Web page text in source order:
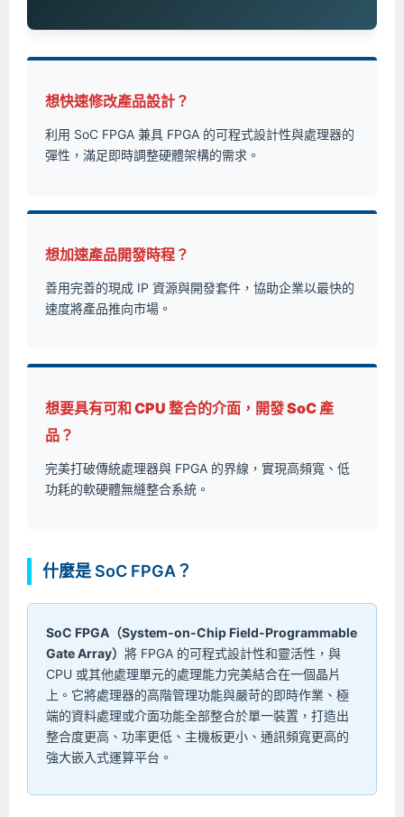
嵌入式即時作業系統FreeRTOS 設計實作
[學程]感測電路Plus+MCU韌體設計實戰
AI邊緣運算實作TensorFlow Lite for MCU
AIoT智能聯網運算實戰
AI深度學習之問答系統實作
AI強化學習 - 自動控制應用
資訊安全實務
物聯網Web整合應用實作
[學程]物聯網全端與深度學習整合
嵌入式物聯網開發實戰
[學程]物聯網全端與深度學習整合
iPAS AIoT應用工程師(物聯網類)
ROS機器手臂控制&演算法實戰
智能機器人系統整合開發
影像課程總覽
電腦視覺與影像處理
AI深度學習與影像辨識實戰
嵌入式Linux開發與AI影像辨識
ARM系列課程
ARM mbed 物聯網平台應用實作
ARM Boot Loader設計
ARM Cortex-M0 應用整合設計
程式語言系列課程
C語言程式設計
資料結構精修班
Python程式實戰養成學程
Python程式設計
Python程式設計(舊)
APCS寒暑假程式檢定班
Android系列課程
Android嵌入式平台開發訓練班
Android Framework
Android ADK周邊裝置開發班
iOS程式開發系列課程
iPhone程式設計進階班
Android嵌入式平台開發訓練班
TI MSP430微控制器開發
產品應用系列課程
生醫感測器整合設計班
NFC無線通訊設計實作班
物聯網Web整合應用實作班
轉職就業班
AIoT人工智慧與物聯網實戰人才就業班
AI智能醫療電子產品開發人才就業班
物聯網平台開發人才養成班
實體課程總覽
AI雲端原生與MLOps自動化實務
AI邊緣運算實作-TFL for MCU
自然語言處理與大型語言模型
資料分析與視覺化
Edge AI與Pi Pico實作應用
電腦視覺演算法-人臉識別實戰
OpenVINO邊緣運算實務
iPAS巨量資料分析師考照班
5G - SDN與Mininet實作
iPAS巨量資料分析師
iPAS機器學習工程師
APCS檢定 Python課程
APCS檢定 C++課程
APCS檢定 C語言課程
APCS檢定培訓課程
【遠距同步】青少年AI冬/夏令營
青少年AI人工智慧實作班
C語言程式設計
資料結構
Python程式設計
JavaScript程式設計
Python進階程式設計：從資料結構到演算法
Python程式實戰養成學程
Raspberry Pi系列
Linux & C語言硬體控制
Python硬體控制-Pi Pico
Raspberry Pi 使用入門
硬體控制使用Python
用樹莓派實現物聯網
5G-SDN通訊系列課程
5G關鍵技術- SDN與Mininet實作
創意程式設計系列
micro:bit 創意程式設計
工程師學習地圖
學員專屬提問平台
高中生升學超前部署課程總覽
想快速修改產品設計？
利用 SoC FPGA 兼具 FPGA 的可程式設計性與處理器的
彈性，滿足即時調整硬體架構的需求。
想加速產品開發時程？
善用完善的現成 IP 資源與開發套件，協助企業以最快的
速度將產品推向市場。
想要具有可和 CPU 整合的介面，開發 SoC 產
品？
完美打破傳統處理器與 FPGA 的界線，實現高頻寬、低
功耗的軟硬體無縫整合系統。
什麼是 SoC FPGA？
SoC FPGA（System-on-Chip Field-Programmable
Gate Array） 將 FPGA 的可程式設計性和靈活性，與
CPU 或其他處理單元的處理能力完美結合在一個晶片
上。它將處理器的高階管理功能與嚴苛的即時作業、極
端的資料處理或介面功能全部整合於單一裝置，打造出
整合度更高、功率更低、主機板更小、通訊頻寬更高的
強大嵌入式運算平台。